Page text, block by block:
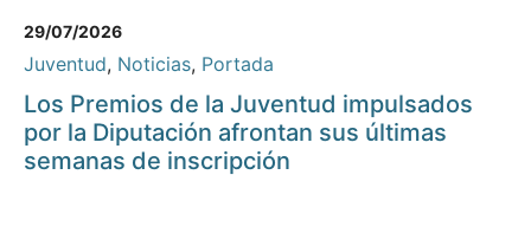
29/07/2026
Juventud, Noticias, Portada
Los Premios de la Juventud impulsados
por la Diputación afrontan sus últimas
semanas de inscripción